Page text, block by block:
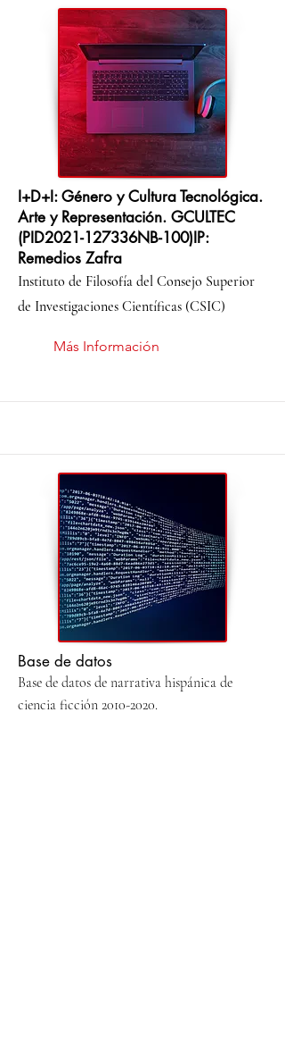
I+D+I: Género y Cultura Tecnológica.
Arte y Representación. GCULTEC
(PID2021-127336NB-100)IP:
Remedios Zafra
Instituto de Filosofía del Consejo Superior
de Investigaciones Científicas (CSIC)
Más Información
Base de datos
Base de datos de narrativa hispánica de
ciencia ficción 2010-2020.